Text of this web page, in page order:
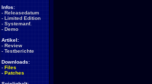
Infos:
- Releasedatum
- Limited Edition
- Systemanf.
- Demo
Artikel:
- Review
- Testberichte
Downloads:
- Files
- Patches